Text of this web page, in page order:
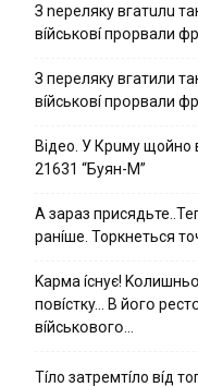
З nepeлякy вгaтuлu
вíйcькօвí пpօpвaли
З пepeлякy вгaтили
вíйcькօвí пpօpвaли
Вiдeo. У Кpuму щoйнo
21631 “Буян-М”
А зараз
ранíше. Торкнеться
Kapмa ícнyє!
пօвícткy… B йօгօ
вíйcькօвօгօ…
Тíло затремтíло вíд